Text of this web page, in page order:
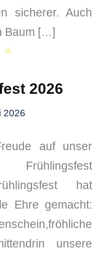
sicherer. Auch
Baum […]
2026
2026
auf unser
hat
Ehre gemacht:
unsere